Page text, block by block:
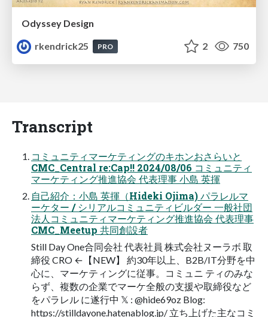
Odyssey Design
rkendrick25
PRO 2 750
Transcript
コミュニティマーケティングのキホンおさらいと
CMC_Central re:Cap!! 2024/08/06 コミュニティ
マーケティング推進協会 代表理事 小島 英揮
自己紹介：小島 英揮（Hideki Ojima) パラレルマ
ーケター / シリアルコミュニティビルダー 一般社団
法人コミュニティマーケティング推進協会 代表理事
CMC_Meetup 共同創設者
Still Day One合同会社 代表社員 株式会社ヌーラボ 取
締役 CRO ←【NEW】 約30年以上、B2B/IT分野を中
心に、マーケティングに従事。コミュニ ティのみな
らず、複数の企業でマーケ全般の支援や取締役など
をパラレル に遂行中 𝕏 : @hide69oz Blog:
https://stilldayone.hatenablog.jp/ 立ち上げた主なコミ